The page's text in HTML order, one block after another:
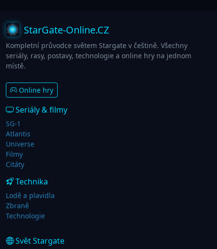
StarGate-Online.CZ
Kompletní průvodce světem Stargate v češtině. Všechny
seriály, rasy, postavy, technologie a online hry na jednom
místě.
Online hry
Seriály & filmy
SG-1
Atlantis
Universe
Filmy
Citáty
Technika
Lodě a plavidla
Zbraně
Technologie
Svět Stargate